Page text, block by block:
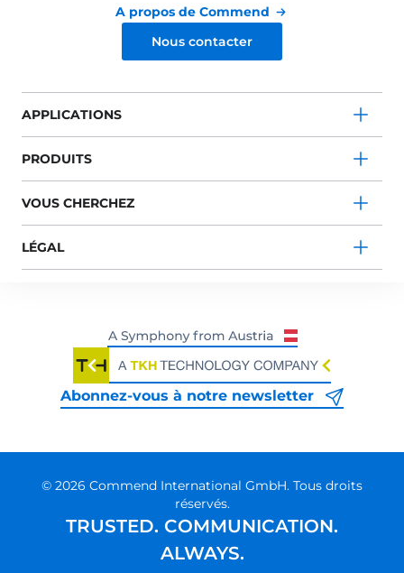
A propos de Commend
Nous contacter
APPLICATIONS
PRODUITS
VOUS CHERCHEZ
LÉGAL
Abonnez-vous à notre newsletter
© 2026 Commend International GmbH. Tous droits
réservés.
TRUSTED. COMMUNICATION.
ALWAYS.